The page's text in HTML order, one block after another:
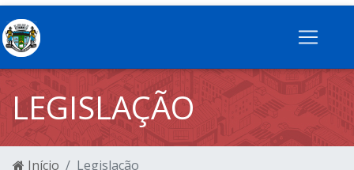
LEGISLAÇÃO
Início Legislação